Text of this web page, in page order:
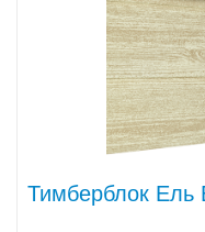
Тимберблок Ель